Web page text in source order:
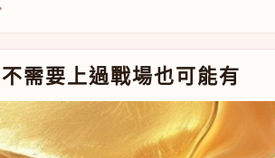
需要上過戰場也可能有
上過戰場也可能有